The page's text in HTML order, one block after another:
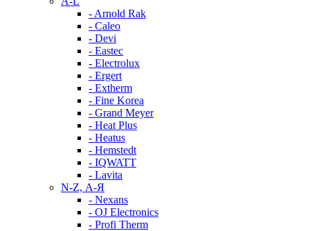
- Arnold Rak
- Caleo
- Devi
- Eastec
- Electrolux
- Ergert
- Extherm
- Fine Korea
- Grand Meyer
- Heat Plus
- Heatus
- Hemstedt
- IQWATT
- Lavita
N-Z, А-Я
- Nexans
- OJ Electronics
- Profi Therm